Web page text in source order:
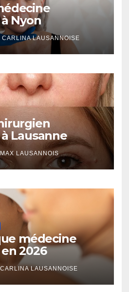
Nyon
CARLINA LAUSANNOISE
Lausanne
LAUSANNOIS
médecine
2026
CARLINA LAUSANNOISE